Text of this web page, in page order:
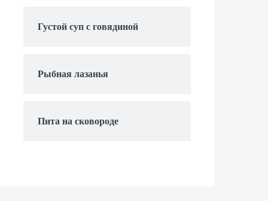
Густой суп с говядиной
Рыбная лазанья
Пита на сковороде